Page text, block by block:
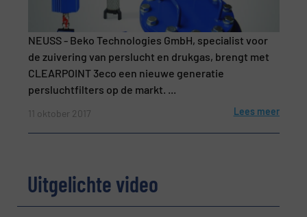
NEUSS - Beko Technologies GmbH, specialist voor
de zuivering van perslucht en drukgas, brengt met
CLEARPOINT 3eco een nieuwe generatie
persluchtfilters op de markt. ...
11 oktober 2017 Lees meer
Uitgelichte video